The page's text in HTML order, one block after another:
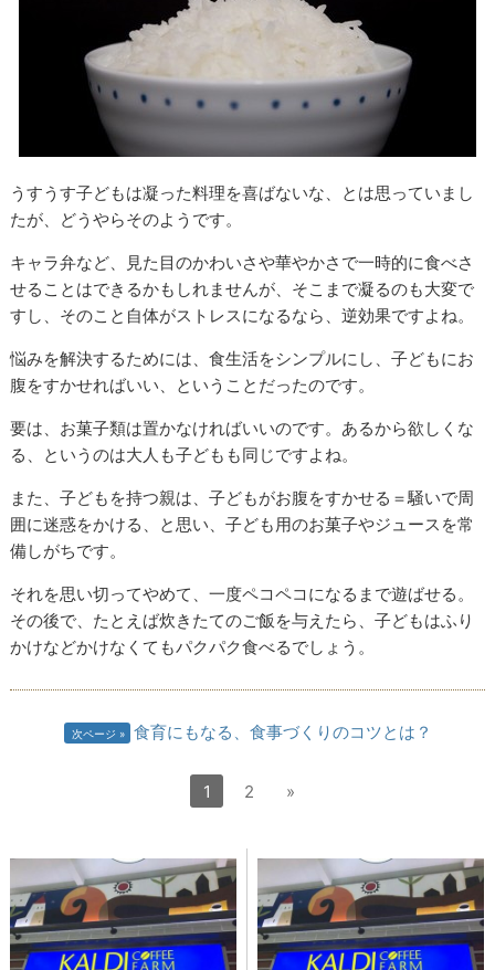
うすうす子どもは凝った料理を喜ばないな、とは思っていまし
たが、どうやらそのようです。
キャラ弁など、見た目のかわいさや華やかさで一時的に食べさ
せることはできるかもしれませんが、そこまで凝るのも大変で
すし、そのこと自体がストレスになるなら、逆効果ですよね。
悩みを解決するためには、食生活をシンプルにし、子どもにお
腹をすかせればいい、ということだったのです。
要は、お菓子類は置かなければいいのです。あるから欲しくな
る、というのは大人も子どもも同じですよね。
また、子どもを持つ親は、子どもがお腹をすかせる＝騒いで周
囲に迷惑をかける、と思い、子ども用のお菓子やジュースを常
備しがちです。
それを思い切ってやめて、一度ペコペコになるまで遊ばせる。
その後で、たとえば炊きたてのご飯を与えたら、子どもはふり
かけなどかけなくてもパクパク食べるでしょう。
次ページ 食育にもなる、食事づくりのコツとは？
1 2 »